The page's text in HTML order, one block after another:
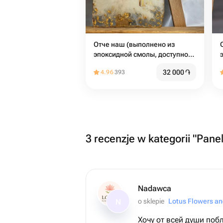
Отче наш (выполнено из
эпоксидной смолы, доступно
ручная работа
4.96393 32 000֏
3 recenzje w kategorii
Nadawca
o sklepie Lotus Flowers
Хочу от всей души